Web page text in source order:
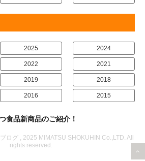
2025 2024
2022 2021
2019 2018
2016 2015
食品新商品のご紹介！
ログ , 2025 MIMATSU SHOKUHIN Co.,LTD. All
rights reserved.